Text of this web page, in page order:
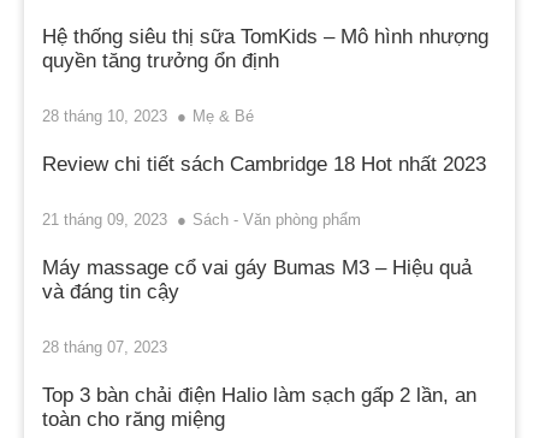
Hệ thống siêu thị sữa TomKids – Mô hình nhượng
quyền tăng trưởng ổn định
28 tháng 10, 2023 Mẹ & Bé
Review chi tiết sách Cambridge 18 Hot nhất 2023
21 tháng 09, 2023 Sách - Văn phòng phẩm
Máy massage cổ vai gáy Bumas M3 – Hiệu quả
và đáng tin cậy
28 tháng 07, 2023
Top 3 bàn chải điện Halio làm sạch gấp 2 lần, an
toàn cho răng miệng